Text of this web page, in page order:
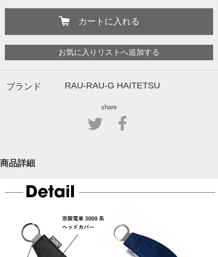
カートに入れる
お気に入りリストへ追加する
ブランド RAU-RAU-G HAITETSU
share
商品詳細